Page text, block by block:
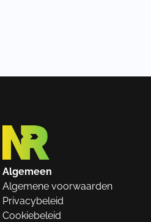
Algemeen
Algemene voorwaarden
Privacybeleid
Cookiebeleid